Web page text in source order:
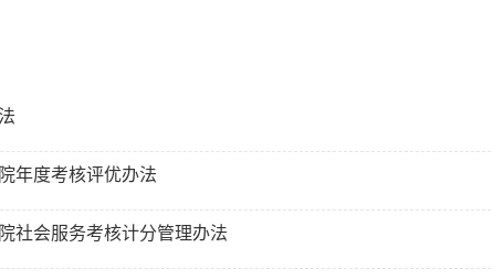
年度考核评优办法
社会服务考核计分管理办法